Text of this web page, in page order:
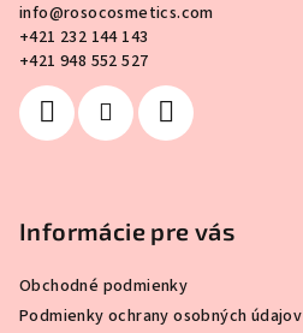
info@rosocosmetics.com
+421 232 144 143
+421 948 552 527
Informácie pre vás
Obchodné podmienky
Podmienky ochrany osobných údajov